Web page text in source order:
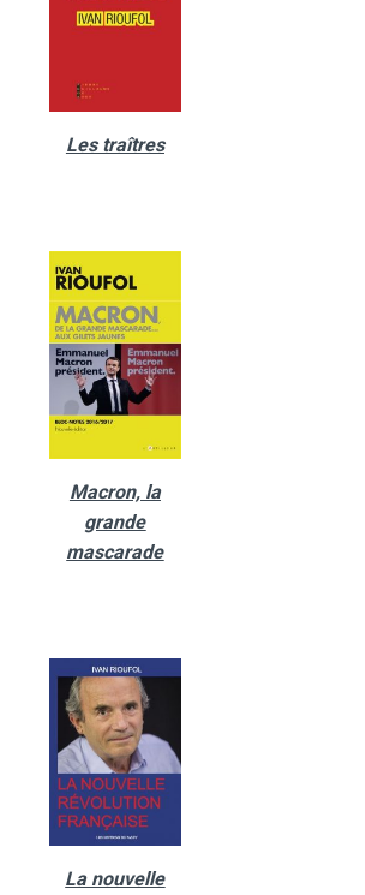
Les traîtres
Macron, la
grande
mascarade
La nouvelle